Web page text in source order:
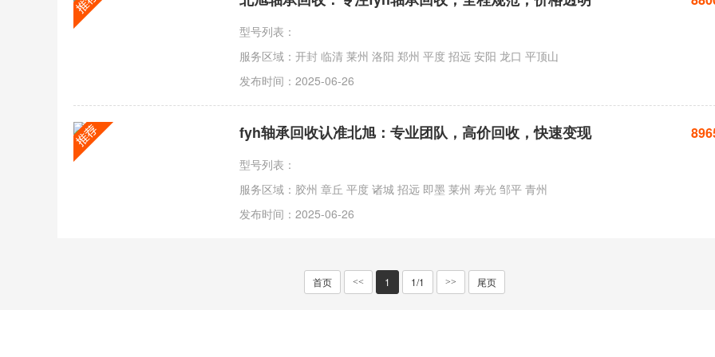
型号列表：
服务区域：开封 临清 莱州 洛阳 郑州 平度 招远 安阳 龙口 平顶山
发布时间：2025-06-26
fyh轴承回收认准北旭：专业团队，高价回收，快速变现
型号列表：
服务区域：胶州 章丘 平度 诸城 招远 即墨 莱州 寿光 邹平 青州
发布时间：2025-06-26
首页 << 1 1/1 >> 尾页